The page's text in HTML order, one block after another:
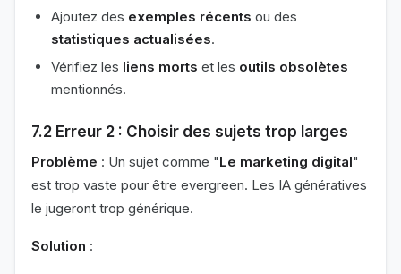
Ajoutez des exemples récents ou des
statistiques actualisées.
Vérifiez les liens morts et les outils obsolètes
mentionnés.
7.2 Erreur 2 : Choisir des sujets trop larges
Problème : Un sujet comme "Le marketing digital"
est trop vaste pour être evergreen. Les IA génératives
le jugeront trop générique.
Solution :